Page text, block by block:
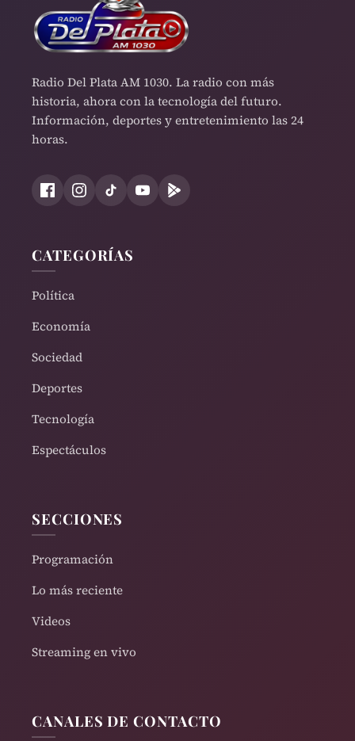
Radio Del Plata AM 1030. La radio con más
historia, ahora con la tecnología del futuro.
Información, deportes y entretenimiento las 24
horas.
CATEGORÍAS
Política
Economía
Sociedad
Deportes
Tecnología
Espectáculos
SECCIONES
Programación
Lo más reciente
Videos
Streaming en vivo
CANALES DE CONTACTO